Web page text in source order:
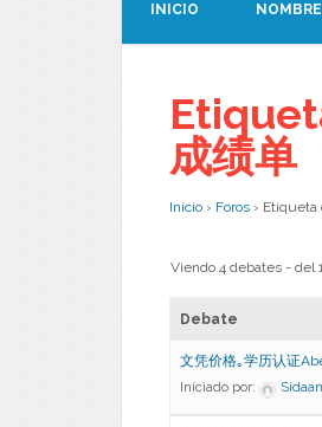
INICIO
成绩单
Inicio › Foros › Etiqueta
Viendo 4 debates - del
Debate
文凭价格｡学历认证
Iniciado por: